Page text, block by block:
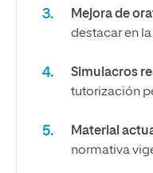
Mejora de
destacar en
Simulacros
tutorización
Material
normativa